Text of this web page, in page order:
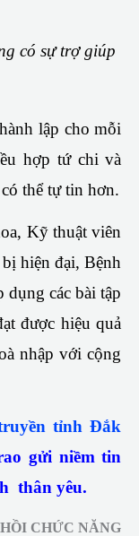
có sự trợ giúp
lập cho mỗi
hợp tứ chi và
thể tự tin hơn.
Kỹ thuật viên
hiện đại, Bệnh
các bài tập
được hiệu quả
nhập với cộng
tỉnh Đắk
gửi niềm tin
thân yêu.
CHỨC NĂNG